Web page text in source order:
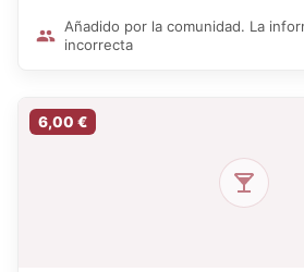
Añadido por la comunidad. La
incorrecta
6,00 €